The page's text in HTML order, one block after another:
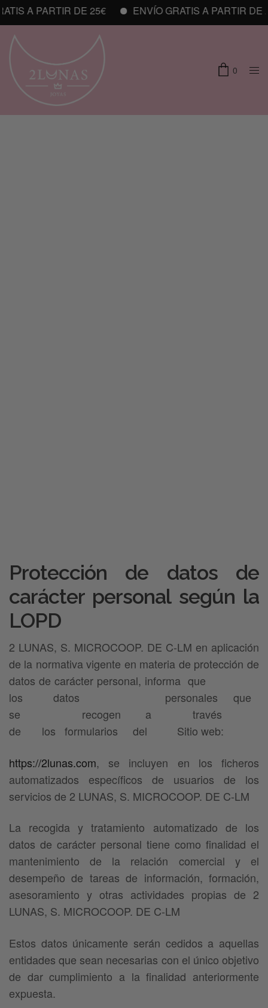
PARTIR DE 25€ ENVÍO GRATIS A PARTIR DE 25€
0
Protección de datos de
carácter personal según la
LOPD
2 LUNAS, S. MICROCOOP. DE C-LM en aplicación
de la normativa vigente en materia de protección de
datos de carácter personal, informa que
los datos personales que
se recogen a través
de los formularios del Sitio web:
https://2lunas.com, se incluyen en los ficheros
automatizados específicos de usuarios de los
servicios de 2 LUNAS, S. MICROCOOP. DE C-LM
La recogida y tratamiento automatizado de los
datos de carácter personal tiene como finalidad el
mantenimiento de la relación comercial y el
desempeño de tareas de información, formación,
asesoramiento y otras actividades propias de 2
LUNAS, S. MICROCOOP. DE C-LM
Estos datos únicamente serán cedidos a aquellas
entidades que sean necesarias con el único objetivo
de dar cumplimiento a la finalidad anteriormente
expuesta.